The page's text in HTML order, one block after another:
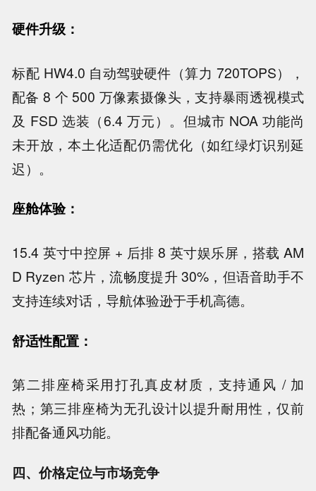
硬件升级：
标配 HW4.0 自动驾驶硬件（算力 720TOPS），
配备 8 个 500 万像素摄像头，支持暴雨透视模式
及 FSD 选装（6.4 万元）。但城市 NOA 功能尚
未开放，本土化适配仍需优化（如红绿灯识别延
迟）。
座舱体验：
15.4 英寸中控屏 + 后排 8 英寸娱乐屏，搭载 AM
D Ryzen 芯片，流畅度提升 30%，但语音助手不
支持连续对话，导航体验逊于手机高德。
舒适性配置：
第二排座椅采用打孔真皮材质，支持通风 / 加
热；第三排座椅为无孔设计以提升耐用性，仅前
排配备通风功能。
四、价格定位与市场竞争